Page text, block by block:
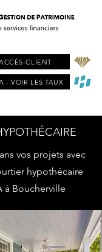
CLIENT
- VOIR LES TAUX
vos projets avec
hypothécaire
à Boucherville